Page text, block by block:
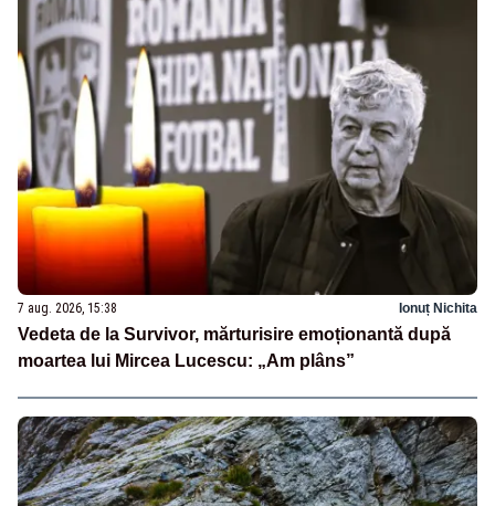
7 aug. 2026, 15:38 Ionuț Nichita
Vedeta de la Survivor, mărturisire emoționantă după
moartea lui Mircea Lucescu: „Am plâns”